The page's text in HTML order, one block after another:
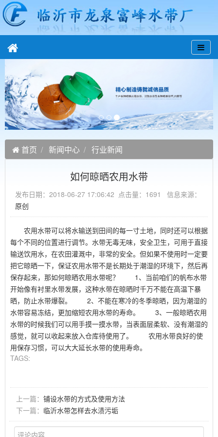
首页 新闻中心 行业新闻
如何晾晒农用水带
发布日期：2018-06-27 17:06:42 点击量：1691 信息来源：
原创
农用水带可以将水输送到田间的每一寸土地，同时还可以根据
每个不同的位置进行调节。水带无毒无味，安全卫生，可用于直接
输送饮用水，在农田灌溉中，非常的安全。但如果不使用时一定要
把它晾晒一下，保证农用水带不是长期处于潮湿的环境下，然后再
保存起来，那如何晾晒农用水带呢？ 1、当前咱们的帆布水带
开始像有衬里水带发展，这种水带在晾晒时千万不能在高温下暴
晒，防止水带爆裂。 2、不能在寒冷的冬季晾晒，因为潮湿的
水带容易冻结，更加缩短农用水带的寿命。 3、一般晾晒农用
水带的时候我们可以用手摸一摸水带，当表面层柔软、没有潮湿的
感觉，就可以收起来放入仓库待使用了。 农用水带良好的使
用保存习惯，可以大大延长水带的使用寿命。
TAGS:
上一篇： 铺设水带的方式及使用方法
下一篇： 临沂水带怎样去水渍污垢